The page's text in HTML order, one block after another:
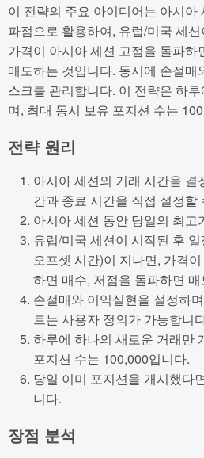
이 전략의 주요 아이디어는 아시아
파점으로 활용하여, 유럽/미국 세
가격이 아시아 세션 고점을 돌파하
매도하는 것입니다. 동시에 손절매
스크를 관리합니다. 이 전략은 하
며, 최대 동시 보유 포지션 수는
전략 원리
아시아 세션의 거래 시간을 결
간과 종료 시간을 직접 설정할
아시아 세션 동안 당일의 최
유럽/미국 세션이 시작된 후
오프셋 시간)이 지나면, 가격
하면 매수, 저점을 돌파하면
손절매와 이익실현을 설정하
트는 사용자 정의가 가능합니
하루에 하나의 새로운 거래만
포지션 수는 100,000입니다.
당일 이미 포지션을 개시했다
니다.
장점 분석